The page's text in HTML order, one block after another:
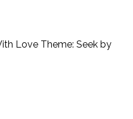
Love Theme: Seek by